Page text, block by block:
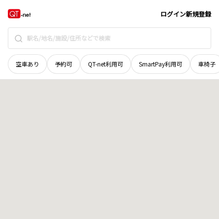
ログイン新規登録
空車あり 予約可 QT-net利用可 SmartPay利用可 車椅子
青森県